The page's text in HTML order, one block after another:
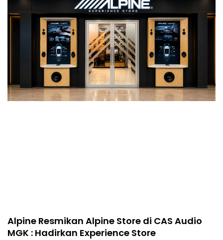
Alpine Resmikan Alpine Store di CAS Audio
MGK : Hadirkan Experience Store